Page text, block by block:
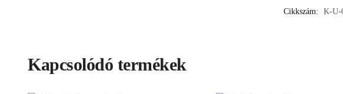
Cikkszám: K-U-
Kapcsolódó termékek